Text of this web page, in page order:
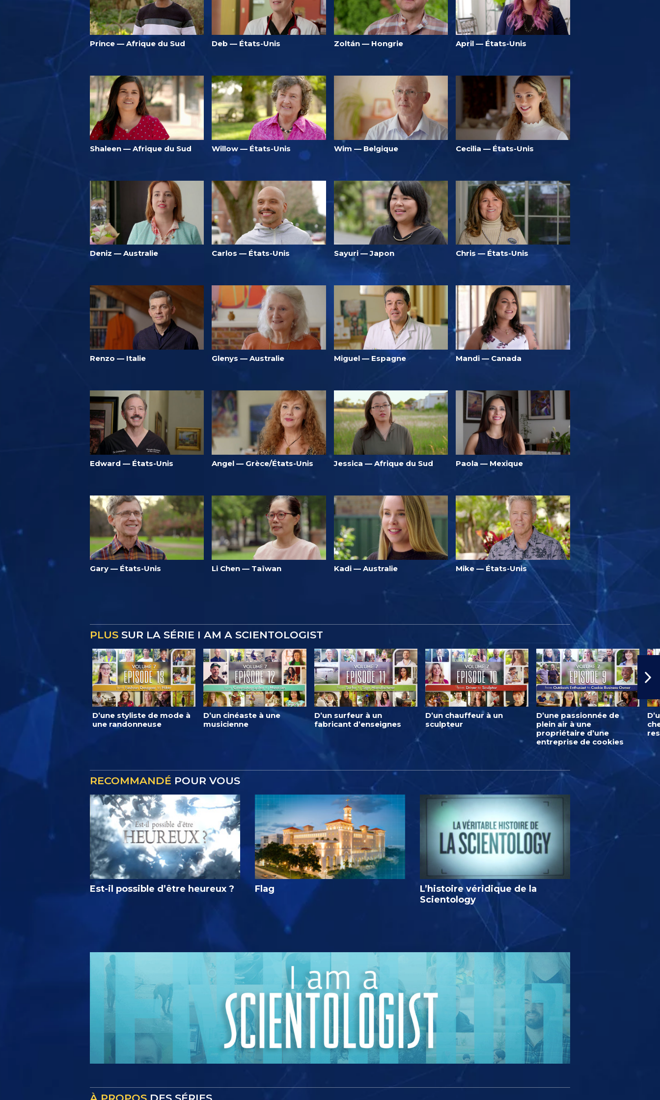
Prince — Afrique du Sud Deb — États-Unis Zoltán — Hongrie April — États-Unis
Shaleen — Afrique du Sud Willow — États-Unis Wim — Belgique Cecilia — États-Unis
Deniz — Australie Carlos — États-Unis Sayuri — Japon Chris — États-Unis
Renzo — Italie Glenys — Australie Miguel — Espagne Mandi — Canada
Edward — États-Unis Angel — Grèce/États-Unis Jessica — Afrique du Sud Paola — Mexique
Gary — États-Unis Li Chen — Taïwan Kadi — Australie Mike — États-Unis
PLUS SUR LA SÉRIE I AM A SCIENTOLOGIST
D’une styliste de mode à
une randonneuse
D’un cinéaste à une
musicienne
D’un surfeur à un
fabricant d’enseignes
D’un chauffeur à un
sculpteur
D’une passionnée de
plein air à une
propriétaire d’une
entreprise de cookies
RECOMMANDÉ POUR VOUS
Est-il possible d’être heureux ? Flag
L’histoire véridique de la
Scientology